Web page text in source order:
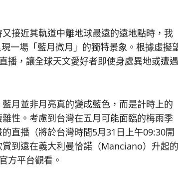
接近其軌道中離地球最遠的遠地點時，我
一場「藍月微月」的獨特景象。根據虛擬
，讓全球天文愛好者即使身處異地或遭遇
月並非月亮真的變成藍色，而是計時上的
性。考慮到台灣在五月可能面臨的梅雨季
直播（將於台灣時間5月31日上午09:30開
到遠在義大利曼恰諾（Manciano）升起的
方平台觀看。